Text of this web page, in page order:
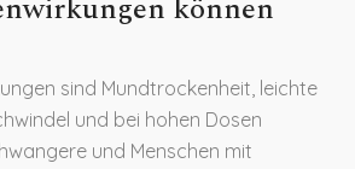
können
sind Mundtrockenheit, leichte
und bei hohen Dosen
und Menschen mit